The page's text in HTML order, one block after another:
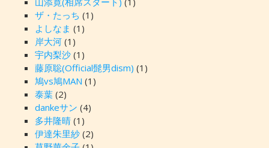
ザ・たっち (1)
よしなま (1)
岸大河(1)
宇内梨沙(1)
藤原聡(Official髭男dism) (1)
鳩vs鳩MAN (1)
泰葉(2)
dankeサン (4)
多井隆晴(1)
伊達朱里紗(2)